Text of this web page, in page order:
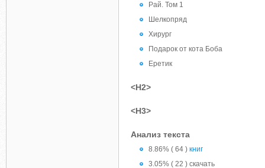
Рай. Том 1
Шелкопряд
Хирург
Подарок от кота Боба
Еретик
<H2>
<H3>
Анализ текста
8.86% ( 64 ) книг
3.05% ( 22 ) скачать